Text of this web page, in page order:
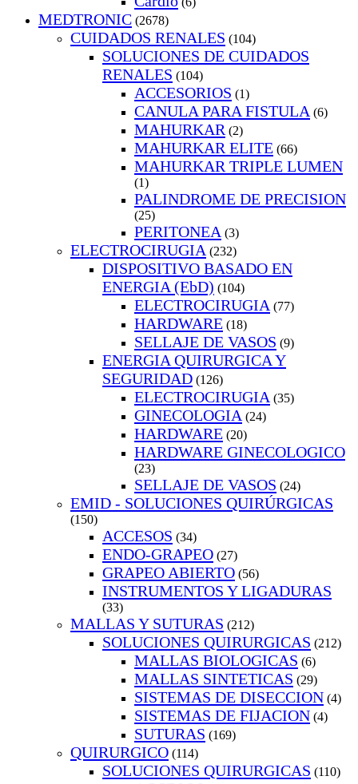
MEDTRONIC (2678)
CUIDADOS RENALES (104)
SOLUCIONES DE CUIDADOS
RENALES (104)
ACCESORIOS (1)
CANULA PARA FISTULA (6)
MAHURKAR (2)
MAHURKAR ELITE (66)
MAHURKAR TRIPLE LUMEN
(1)
PALINDROME DE PRECISION
(25)
PERITONEA (3)
ELECTROCIRUGIA (232)
DISPOSITIVO BASADO EN
ENERGIA (EbD) (104)
ELECTROCIRUGIA (77)
HARDWARE (18)
SELLAJE DE VASOS (9)
ENERGIA QUIRURGICA Y
SEGURIDAD (126)
ELECTROCIRUGIA (35)
GINECOLOGIA (24)
HARDWARE (20)
HARDWARE GINECOLOGICO
(23)
SELLAJE DE VASOS (24)
EMID - SOLUCIONES QUIRÚRGICAS
(150)
ACCESOS (34)
ENDO-GRAPEO (27)
GRAPEO ABIERTO (56)
INSTRUMENTOS Y LIGADURAS
(33)
MALLAS Y SUTURAS (212)
SOLUCIONES QUIRURGICAS (212)
MALLAS BIOLOGICAS (6)
MALLAS SINTETICAS (29)
SISTEMAS DE DISECCION (4)
SISTEMAS DE FIJACION (4)
SUTURAS (169)
QUIRURGICO (114)
SOLUCIONES QUIRURGICAS (110)